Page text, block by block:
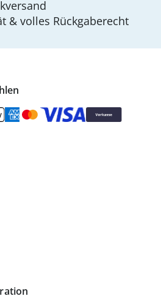
& volles Rückgaberecht